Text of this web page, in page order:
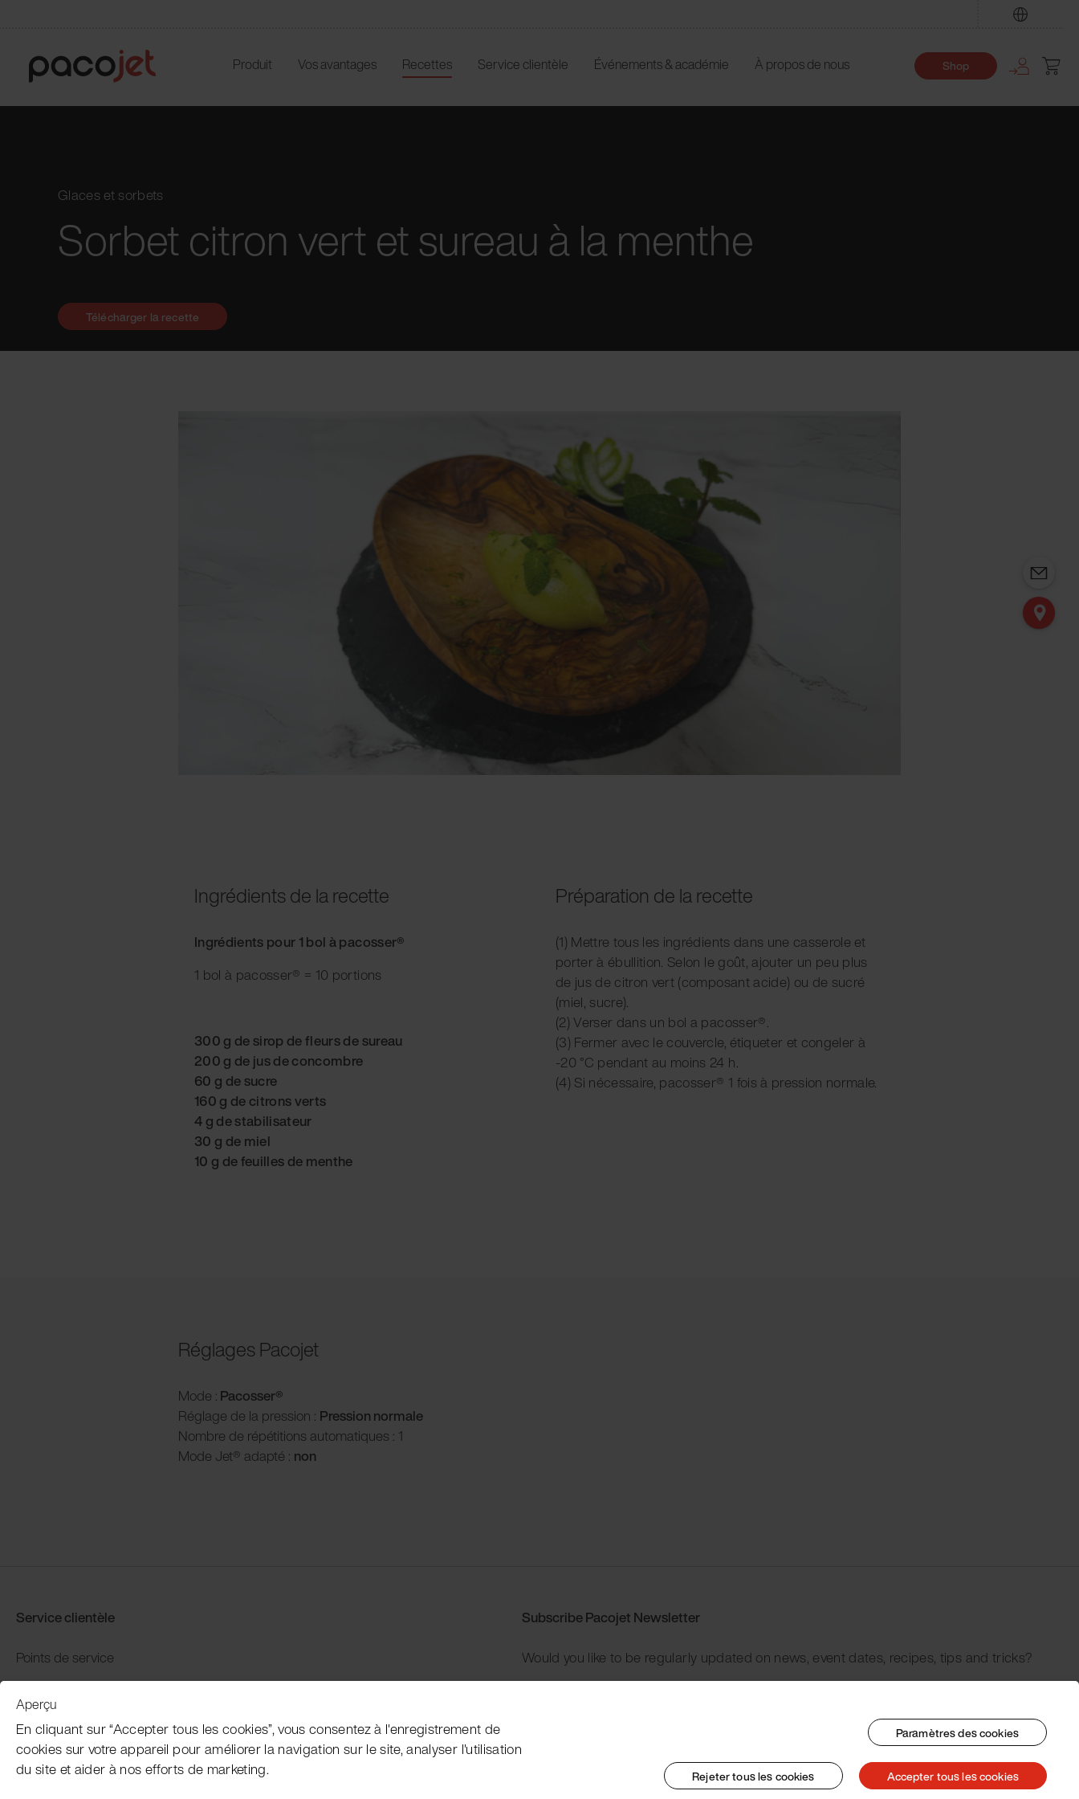
Produit Vos avantages Recettes Service clientèle Événements & académie À propos de nous Shop
Glaces et sorbets
Sorbet citron vert et sureau à la menthe
Ingrédients de la recette
Ingrédients pour 1 bol à pacosser®
1 bol à pacosser® = 10 portions
300 g de sirop de fleurs de sureau
200 g de jus de concombre
60 g de sucre
160 g de citrons verts
4 g de stabilisateur
30 g de miel
10 g de feuilles de menthe
Préparation de la recette
(1) Mettre tous les ingrédients dans une casserole et
porter à ébullition. Selon le goût, ajouter un peu plus
de jus de citron vert (composant acide) ou de sucré
(miel, sucre).
(2) Verser dans un bol a pacosser®.
(3) Fermer avec le couvercle, étiqueter et congeler à
-20 °C pendant au moins 24 h.
(4) Si nécessaire, pacosser® 1 fois à pression normale.
Réglages Pacojet
Mode : Pacosser®
Réglage de la pression : Pression normale
Nombre de répétitions automatiques : 1
Mode Jet® adapté : non
Télécharger la recette
Service clientèle
Points de service
Distributors
Garantie et retour
Paiement et expédition
Subscribe Pacojet Newsletter
Would you like to be regularly updated on news, event dates, recipes, tips and tricks?
Aperçu
En cliquant sur “Accepter tous les cookies”, vous consentez à l'enregistrement de
cookies sur votre appareil pour améliorer la navigation sur le site, analyser l'utilisation
du site et aider à nos efforts de marketing.
Paramètres des cookies
Rejeter tous les cookies Accepter tous les cookies